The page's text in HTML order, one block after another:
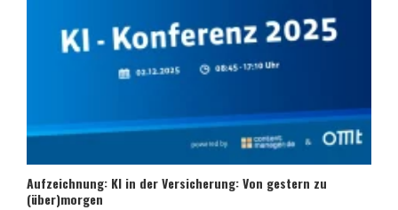
Aufzeichnung: KI in der Versicherung: Von gestern zu
(über)morgen